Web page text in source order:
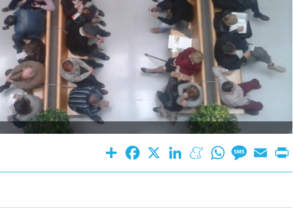
Share Facebook LinkedInMeneameWhatsAppMessage
Email